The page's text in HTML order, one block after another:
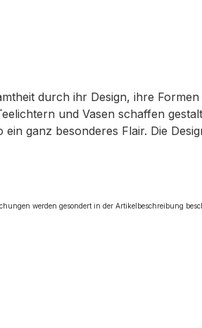
durch ihr Design, ihre
und Vasen schaffen
ganz besonderes Flair. Die
werden gesondert in der Artikelbeschreibung